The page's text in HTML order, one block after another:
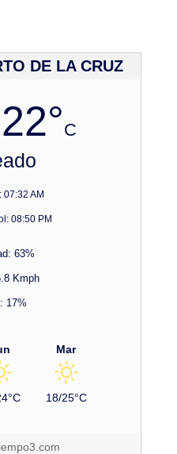
DE LA CRUZ
22°C
07:32 AM
08:50 PM
63%
Kmph
17%
Mar
18/25°C